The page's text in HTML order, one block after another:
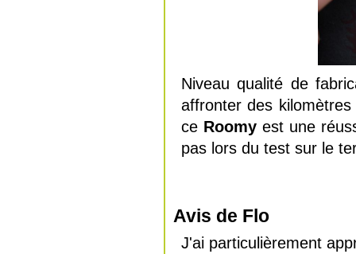
Niveau qualité de
affronter des
ce Roomy est une
pas lors du test sur le
Avis de Flo
J'ai particulièrement